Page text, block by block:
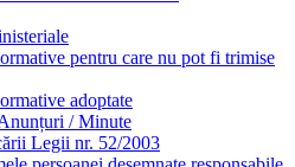
pentru care nu pot fi trimise
adoptate
/ Minute
Legii nr. 52/2003